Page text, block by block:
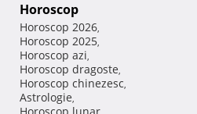
Horoscop
Horoscop 2026,
Horoscop 2025,
Horoscop azi,
Horoscop dragoste,
Horoscop chinezesc,
Astrologie,